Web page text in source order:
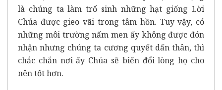
là chúng ta làm trổ sinh những hạt giống Lời
Chúa được gieo vãi trong tâm hồn. Tuy vậy, có
những môi trường nấm men ấy không được đón
nhận nhưng chúng ta cương quyết dấn thân, thì
chắc chắn nơi ấy Chúa sẽ biến đổi lòng họ cho
nên tốt hơn.